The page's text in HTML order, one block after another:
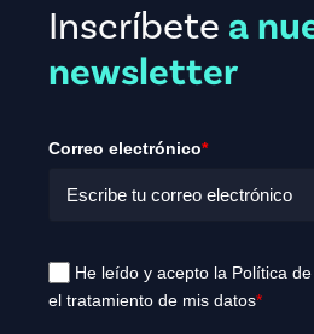
Inscríbete a
newsletter
Correo electrónico*
He leído y acepto la Política
el tratamiento de mis datos*